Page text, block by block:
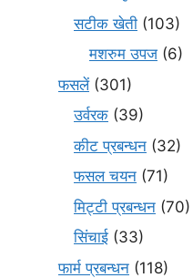
सटीक खेती (103)
मशरुम उपज (6)
फसलें(301)
उर्वरक (39)
कीट प्रबन्धन (32)
फसल चयन (71)
मि‌ट्टी प्रबन्धन (70)
सिंचाई (33)
फार्म प्रबन्धन (118)